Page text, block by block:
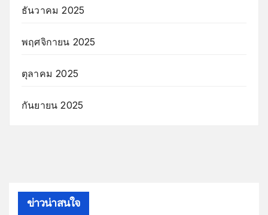
ธันวาคม 2025
พฤศจิกายน 2025
ตุลาคม 2025
กันยายน 2025
ข่าวน่าสนใจ